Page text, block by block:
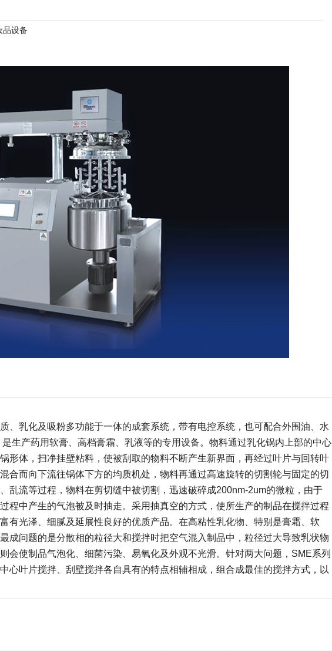
品设备
、乳化及吸粉多功能于一体的成套系统，带有电控系统，也可配合外围油、水
生产药用软膏、高档膏霜、乳液等的专用设备。物料通过乳化锅内上部的中心
形体，扫净挂壁粘料，使被刮取的物料不断产生新界面，再经过叶片与回转叶
合而向下流往锅体下方的均质机处，物料再通过高速旋转的切割轮与固定的切
乱流等过程，物料在剪切缝中被切割，迅速破碎成200nm-2um的微粒，由于
程中产生的气泡被及时抽走。采用抽真空的方式，使所生产的制品在搅拌过程
有光泽、细腻及延展性良好的优质产品。在高粘性乳化物、特别是膏霜、软
成问题的是分散相的粒径大和搅拌时把空气混入制品中，粒径过大导致乳状物
会使制品气泡化、细菌污染、易氧化及外观不光滑。针对两大问题，SME系列
心叶片搅拌、刮壁搅拌各自具有的特点相辅相成，组合成最佳的搅拌方式，以